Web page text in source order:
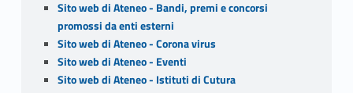
Sito web di Ateneo - Bandi, premi e concorsi
promossi da enti esterni
Sito web di Ateneo - Corona virus
Sito web di Ateneo - Eventi
Sito web di Ateneo - Istituti di Cutura